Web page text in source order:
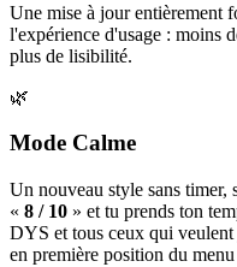
Une mise à jour entièrement
l'expérience d'usage : moins
plus de lisibilité.
🌿
Mode Calme
Un nouveau style sans timer,
« 8 / 10 » et tu prends ton
DYS et tous ceux qui veulent
en première position du